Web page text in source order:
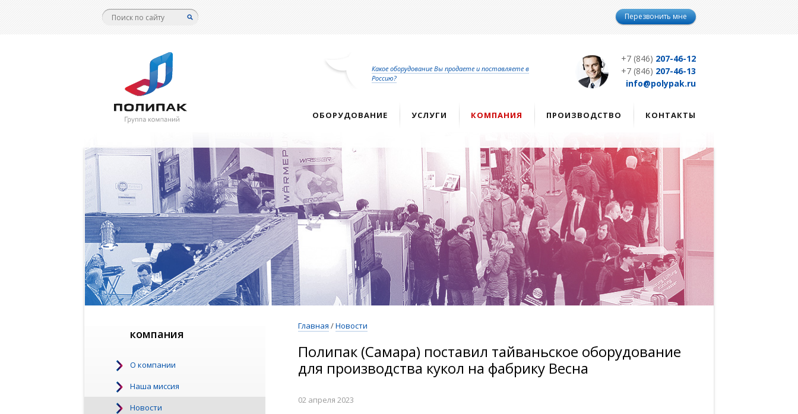
Перейти
к
Перезвонить мне
+7 (846) 207-46-12
+7 (846) 207-46-13
info@polypak.ru
Какое оборудование Вы продаете и поставляете в
Россию?
ОБОРУДОВАНИЕ УСЛУГИ КОМПАНИЯ ПРОИЗВОДСТВО КОНТАКТЫ
компания
О компании
Наша миссия
Новости
Главная /Новости
Полипак (Самара) поставил тайваньское оборудование
для производства кукол на фабрику Весна
02 апреля 2023